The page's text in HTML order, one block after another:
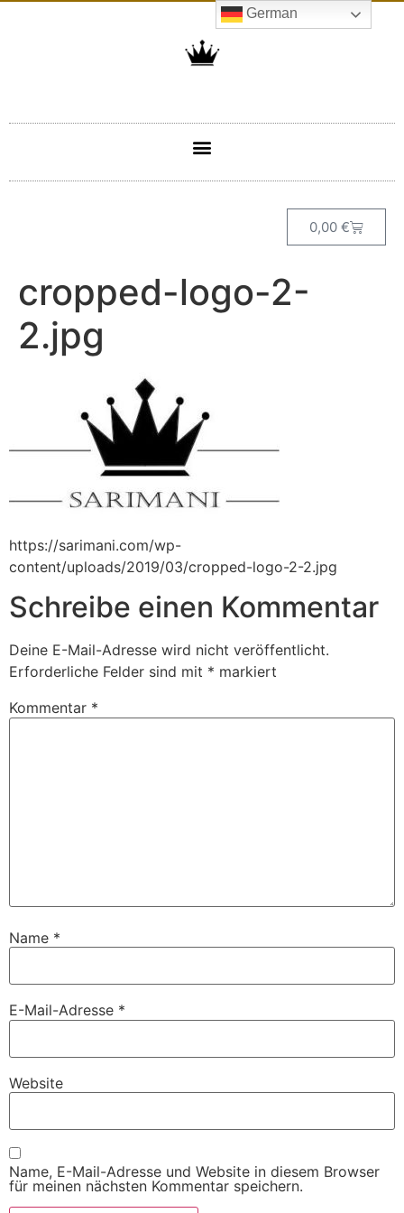
0,00 €
cropped-logo-2-
2.jpg
https://sarimani.com/wp-
content/uploads/2019/03/cropped-logo-2-2.jpg
Schreibe einen Kommentar
Deine E-Mail-Adresse wird nicht veröffentlicht.
Erforderliche Felder sind mit * markiert
Kommentar *
Name *
E-Mail-Adresse *
Website
Name, E-Mail-Adresse und Website in diesem Browser
für meinen nächsten Kommentar speichern.
German